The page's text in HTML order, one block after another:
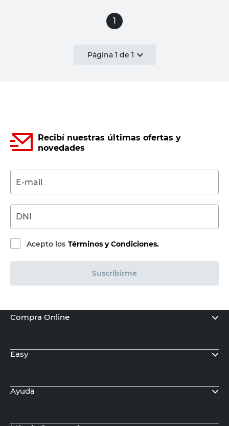
1
Página 1 de 1
Recibí nuestras últimas ofertas y
novedades
E-mail
DNI
Acepto los Términos y Condiciones.
Suscribirme
Compra Online
Easy
Ayuda